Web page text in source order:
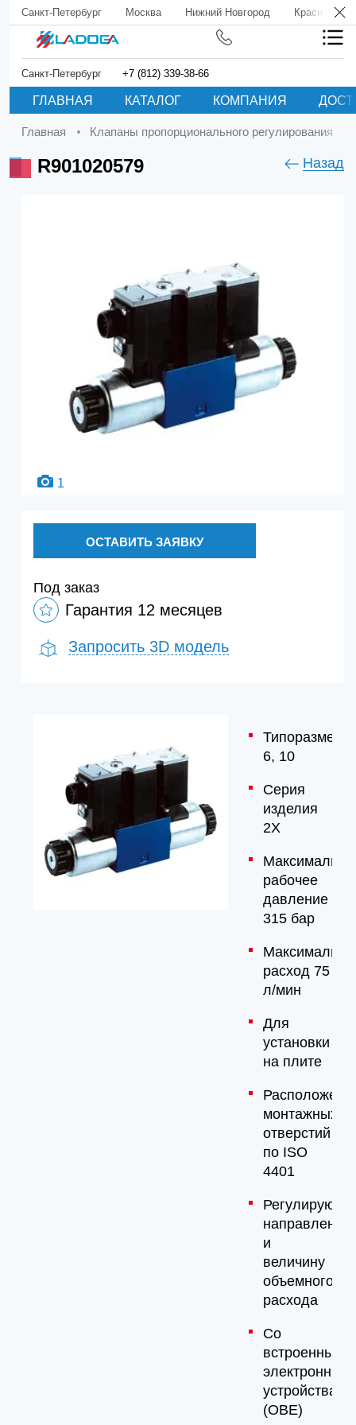
Санкт-Петербург Москва Нижний Новгород Краснодар
Санкт-Петербург +7 (812) 339-38-66
ГЛАВНАЯ КАТАЛОГ КОМПАНИЯ
Главная Клапаны пропорционального регулирования
R901020579 Назад
1
ОСТАВИТЬ ЗАЯВКУ
Под заказ
Гарантия 12 месяцев
Запросить 3D модель
Типоразмер
6, 10
Серия
изделия
2X
рабочее
давление
315 бар
расход 75
л/мин
Для
установки
на плите
монтажных
отверстий
по ISO
4401
Регулируют
направление
и
величину
объемного
расхода
Со
встроенными
устройствами
(OBE)